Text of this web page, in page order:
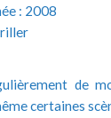
: 2008
de
certaines